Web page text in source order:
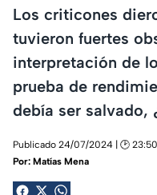
Los criticones
tuvieron fuertes
interpretación de
prueba de
debía ser salvado,
Publicado 24/07/2024 | 🕑 23:50
Por: Matías Mena